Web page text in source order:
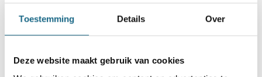
Toestemming Details Over
Deze website maakt gebruik van cookies
6 nieuwe jeugdkampioenen
”over the board” bij NJSK ABC